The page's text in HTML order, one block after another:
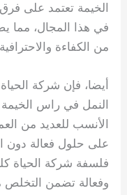
الخيمة تعتمد على
في هذا المجال، مما
من الكفاءة
أيضا، فإن شركة
النمل في راس الخيمة
الأنسب للعديد من
على حلول فعالة دون
فلسفة شركة الحياة
وفعالة تضمن